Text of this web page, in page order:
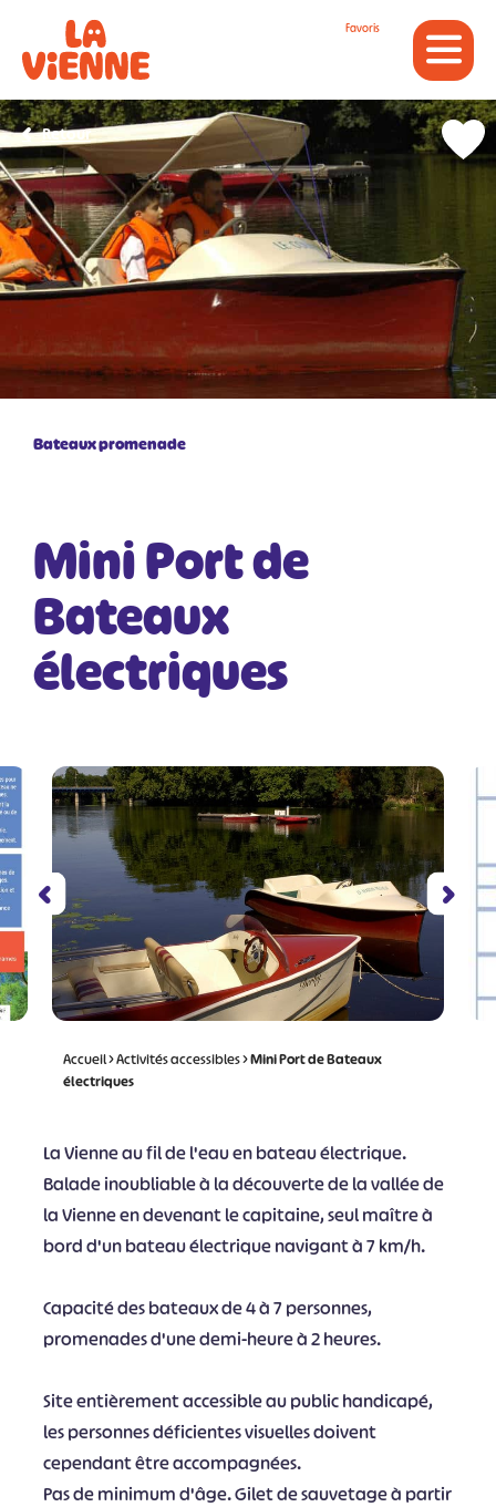
Favoris
Bateaux promenade
Mini Port de
Bateaux
électriques
Retour
Accueil>Activités accessibles>Mini Port de Bateaux
électriques
La Vienne au fil de l'eau en bateau électrique.
Balade inoubliable à la découverte de la vallée de
la Vienne en devenant le capitaine, seul maître à
bord d'un bateau électrique navigant à 7 km/h.
Capacité des bateaux de 4 à 7 personnes,
promenades d'une demi-heure à 2 heures.
Site entièrement accessible au public handicapé,
les personnes déficientes visuelles doivent
cependant être accompagnées.
Pas de minimum d'âge. Gilet de sauvetage à partir